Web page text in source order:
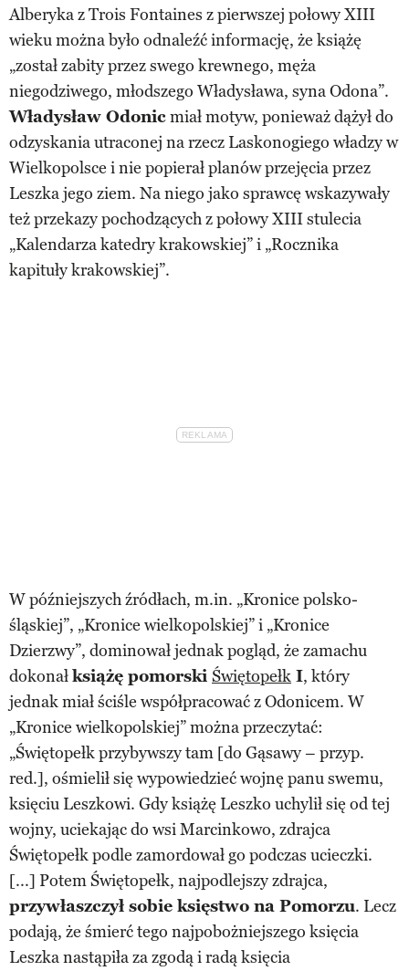
Alberyka z Trois Fontaines z pierwszej połowy XIII
wieku można było odnaleźć informację, że książę
„został zabity przez swego krewnego, męża
niegodziwego, młodszego Władysława, syna Odona”.
Władysław Odonicmiał motyw, ponieważ dążył do
odzyskania utraconej na rzecz Laskonogiego władzy w
Wielkopolsce i nie popierał planów przejęcia przez
Leszka jego ziem. Na niego jako sprawcę wskazywały
też przekazy pochodzących z połowy XIII stulecia
„Kalendarza katedry krakowskiej” i „Rocznika
kapituły krakowskiej”.
W późniejszych źródłach, m.in. „Kronice polsko-
śląskiej”, „Kronice wielkopolskiej” i „Kronice
Dzierzwy”, dominował jednak pogląd, że zamachu
dokonałksiążę pomorski Świętopełk I, który
jednak miał ściśle współpracować z Odonicem. W
„Kronice wielkopolskiej” można przeczytać:
„Świętopełk przybywszy tam [do Gąsawy – przyp.
red.], ośmielił się wypowiedzieć wojnę panu swemu,
księciu Leszkowi. Gdy książę Leszko uchylił się od tej
wojny, uciekając do wsi Marcinkowo, zdrajca
Świętopełk podle zamordował go podczas ucieczki.
[...] Potem Świętopełk, najpodlejszy zdrajca,
przywłaszczył sobie księstwo na Pomorzu. Lecz
podają, że śmierć tego najpobożniejszego księcia
Leszka nastąpiła za zgodą i radą księcia